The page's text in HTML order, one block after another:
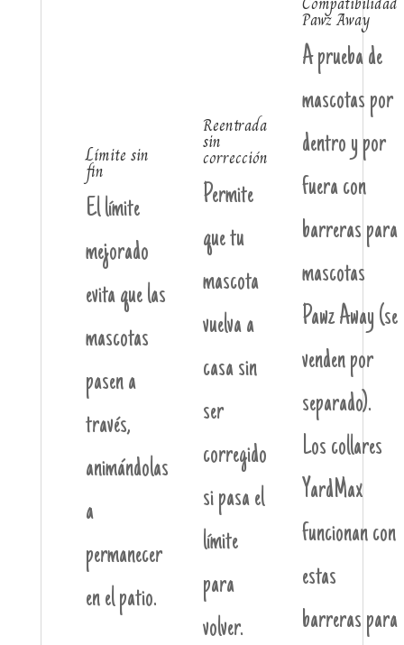
Límite sin
fin
El límite
mejorado
evita que las
mascotas
pasen a
través,
animándolas
a
permanecer
en el patio.
Reentrada
sin
corrección
Permite
que tu
mascota
vuelva a
casa sin
ser
corregido
si pasa el
límite
para
volver.
Pawz Away
A prueba de
mascotas por
dentro y por
fuera con
barreras para
mascotas
Pawz Away (se
venden por
separado).
Los collares
YardMax
funcionan con
estas
barreras para